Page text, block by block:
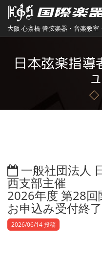
大阪 心斎橋 管弦楽器・音楽教室
日本弦楽指導
一般社団法人
西支部主催
2026年度 第28
お申込み受付終
2026/06/14 投稿